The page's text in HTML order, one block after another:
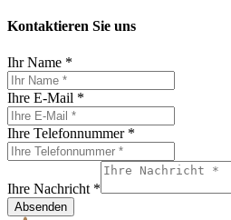
Kontaktieren Sie uns
Ihr Name *
Ihre E-Mail *
Ihre Telefonnummer *
Ihre Nachricht *
Absenden